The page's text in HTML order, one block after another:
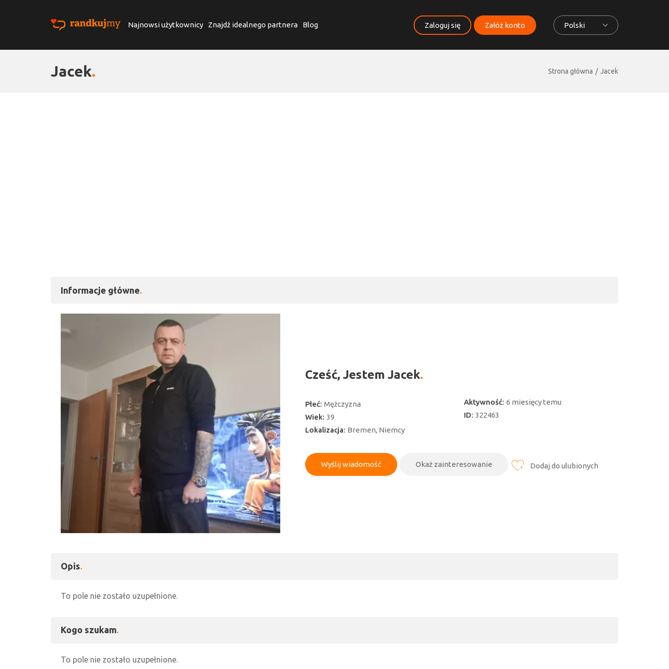
Najnowsi użytkownicy Znajdź idealnego partnera Blog Zaloguj się Załóż konto Polski
Jacek Strona główna Jacek
Informacje główne
Kliknij, aby powiększyć
Cześć, Jestem Jacek
Płeć: Mężczyzna
Wiek: 39
Lokalizacja:
Bremen, Niemcy
Aktywność:6 miesięcy temu
ID:322463
Wyślij wiadomość Okaż zainteresowanie Dodaj do ulubionych
Opis
To pole nie zostało uzupełnione.
Kogo szukam
To pole nie zostało uzupełnione.